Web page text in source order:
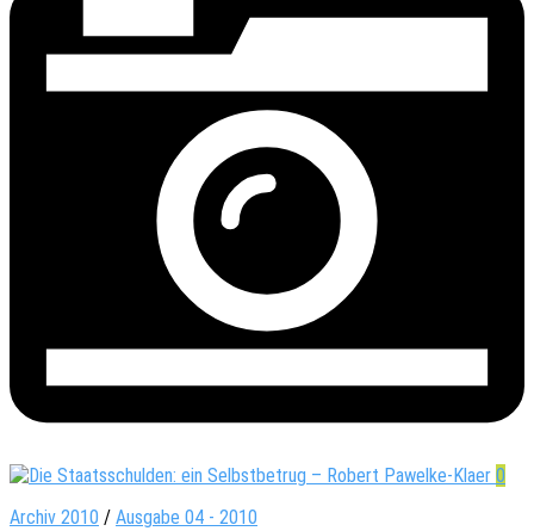
0
Archiv 2010 / Ausgabe 04 - 2010